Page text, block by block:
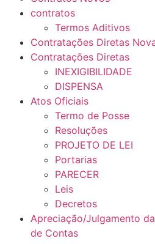
contratos
Termos Aditivos
Contratações Diretas
Contratações Diretas
INEXIGIBILIDADE
DISPENSA
Atos Oficiais
Termo de Posse
Resoluções
PROJETO DE LEI
Portarias
PARECER
Leis
Decretos
Apreciação/Julgamento
de Contas